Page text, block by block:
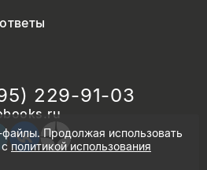
229-91-03
Продолжая использовать
сполитикой использования